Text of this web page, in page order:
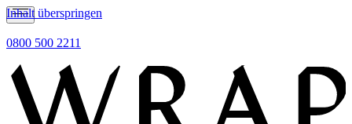
Inhalt überspringen
0800 500 2211